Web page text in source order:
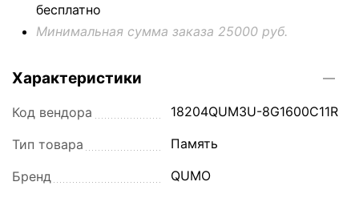
бесплатно
Минимальная сумма заказа 25000 руб.
Характеристики
Код вендора 18204QUM3U-8G1600C11R
Тип товара Память
Бренд QUMO